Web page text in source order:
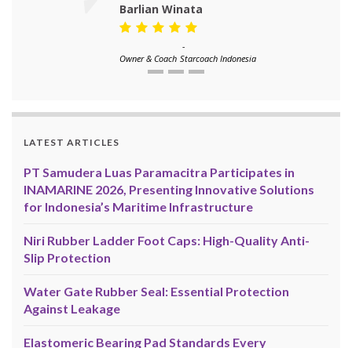
Barlian Winata
Owner & Coach
-
Starcoach Indonesia
LATEST ARTICLES
PT Samudera Luas Paramacitra Participates in
INAMARINE 2026, Presenting Innovative Solutions
for Indonesia’s Maritime Infrastructure
Niri Rubber Ladder Foot Caps: High-Quality Anti-
Slip Protection
Water Gate Rubber Seal: Essential Protection
Against Leakage
Elastomeric Bearing Pad Standards Every